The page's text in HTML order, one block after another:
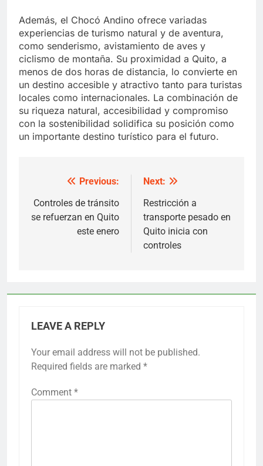
Además, el Chocó Andino ofrece variadas
experiencias de turismo natural y de aventura,
como senderismo, avistamiento de aves y
ciclismo de montaña. Su proximidad a Quito, a
menos de dos horas de distancia, lo convierte en
un destino accesible y atractivo tanto para turistas
locales como internacionales. La combinación de
su riqueza natural, accesibilidad y compromiso
con la sostenibilidad solidifica su posición como
un importante destino turístico para el futuro.
navigation
Previous:
Controles de tránsito
se refuerzan en Quito
este enero
Next:
Restricción a
transporte pesado en
Quito inicia con
controles
LEAVE A REPLY
Your email address will not be published.
Required fields are marked *
Comment *